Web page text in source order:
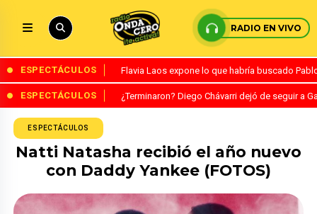
RADIO EN VIVO
ESPECTÁCULOS Flavia Laos expone lo que habría buscado
ESPECTÁCULOS ¿Terminaron? Diego Chávarri dejó de seguir a
ESPECTÁCULOS
Natti Natasha recibió el año nuevo
con Daddy Yankee (FOTOS)